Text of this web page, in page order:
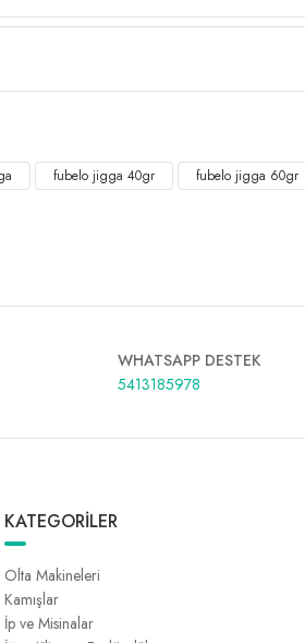
fubelo jigga 40gr fubelo jigga 60gr
WHATSAPP DESTEK
5413185978
KATEGORİLER
Olta Makineleri
Kamışlar
İp ve Misinalar